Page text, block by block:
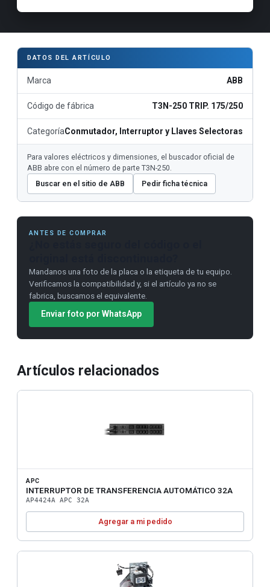
DATOS DEL ARTÍCULO
Marca ABB
Código de fábrica T3N-250 TRIP. 175/250
CategoríaConmutador, Interruptor y Llaves Selectoras
Para valores eléctricos y dimensiones, el buscador oficial de
ABB abre con el número de parte T3N-250.
Buscar en el sitio de ABB
Pedir ficha técnica
ANTES DE COMPRAR
Mandanos una foto de la placa o la etiqueta de tu equipo.
Verificamos la compatibilidad y, si el artículo ya no se
fabrica, buscamos el equivalente.
Enviar foto por WhatsApp
Artículos relacionados
APC
INTERRUPTOR DE TRANSFERENCIA AUTOMÁTICO 32A
AP4424A APC 32A
Agregar a mi pedido